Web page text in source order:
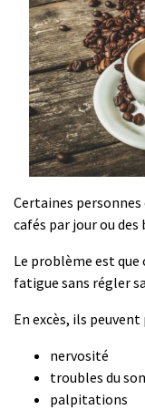
Certaines
cafés par jour ou
Le problème est
fatigue sans régler
En excès, ils peuvent
nervosité
troubles du
palpitations